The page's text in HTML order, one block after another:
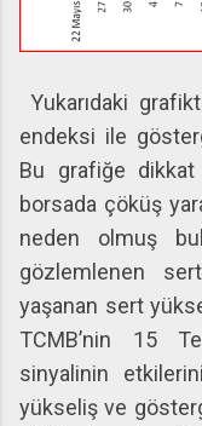
Yukarıdaki
endeksi ile
Bu grafiğe dikkat
borsada çöküş
neden olmuş
gözlemlenen
yaşanan sert
TCMB’nin 15
sinyalinin
yükseliş ve